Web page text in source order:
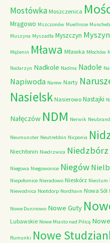
Mostówka Moszczenica
Mrągowo Mszczonów Muellrose
Muszyna Myszadła Myszczyn
Mężenin Mława Mławka Młochów
Nadarzyn Nadkole Nadma Nadole
Napiwoda Narew Narty
Nasielsk Nasierowo Nastajki
Nałęczów NDM Nerwik
Neumunster Neutrebbin Nicponia
Niechłonin Niedrzwica Niedzbórz
Niegowa Niegowonice Niegów
Niepołomice Nieradowo Nieskórz Niestum
Niewodnica Nootdorp Nordhavn Nowa Sól
Nowe Duninowo Nowe Guty
Lubawskie Nowe Miasto nad Pilicą
Rumunki Nowe